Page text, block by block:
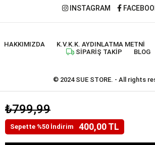
₺799,99
Sepette %50 İndirim 400,00 TL
INSTAGRAM
HAKKIMIZDA K.V.K.K. AYDINLATMA METNI
SIPARIŞ TAKIP
BLOG
© 2024 SUE STORE. - All rights